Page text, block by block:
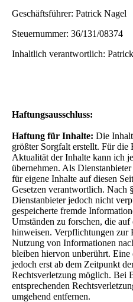
Geschäftsführer: Patrick Nagel
Steuernummer: 36/131/08374
Inhaltlich verantwortlich:
Haftungsausschluss:
Haftung für Inhalte: Die
größter Sorgfalt erstellt. Für
Aktualität der Inhalte kann ich
übernehmen. Als
für eigene Inhalte auf diesen
Gesetzen verantwortlich. Nach
Dienstanbieter jedoch nicht
gespeicherte fremde
Umständen zu forschen, die
hinweisen. Verpflichtungen zur
Nutzung von Informationen
bleiben hiervon unberührt.
jedoch erst ab dem Zeitpunkt
Rechtsverletzung möglich. Bei
entsprechenden
umgehend entfernen.